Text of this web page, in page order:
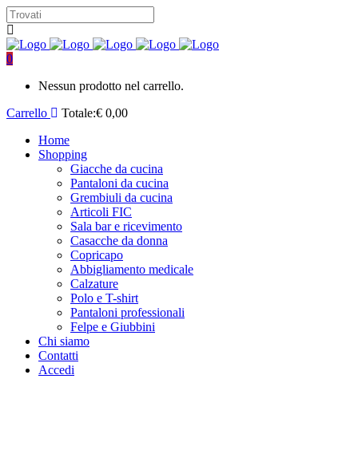
0
Nessun prodotto nel carrello.
Carrello
Totale:€ 0,00
Home
Shopping
Giacche da cucina
Pantaloni da cucina
Grembiuli da cucina
Articoli FIC
Sala bar e ricevimento
Casacche da donna
Copricapo
Abbigliamento medicale
Calzature
Polo e T-shirt
Pantaloni professionali
Felpe e Giubbini
Chi siamo
Contatti
Accedi